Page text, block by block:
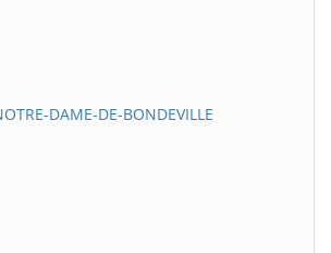
DAME-DE-BONDEVILLE